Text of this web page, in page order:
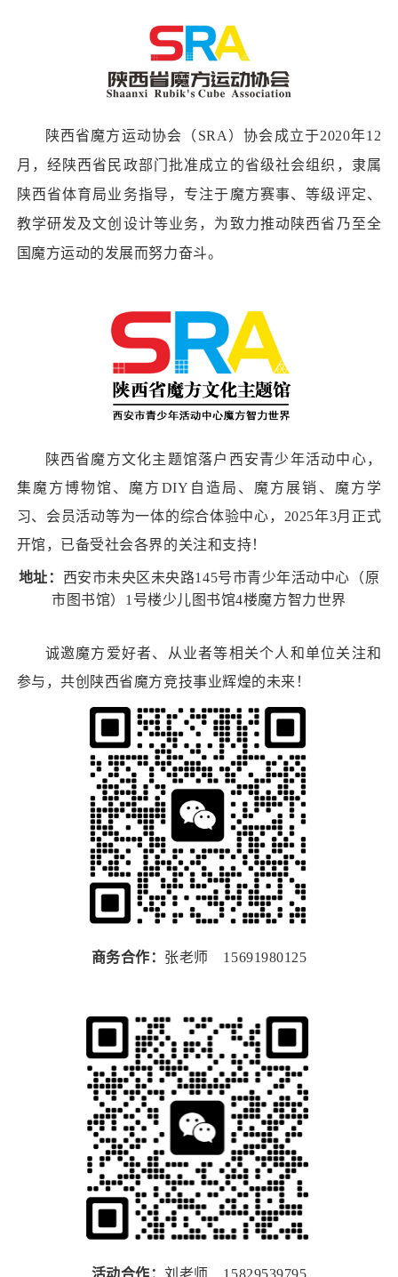
陕西省魔方运动协会（SRA）协会成立于2020年12
月，经陕西省民政部门批准成立的省级社会组织，隶属
陕西省体育局业务指导，专注于魔方赛事、等级评定、
教学研发及文创设计等业务，为致力推动陕西省乃至全
国魔方运动的发展而努力奋斗。
陕西省魔方文化主题馆落户西安青少年活动中心，
集魔方博物馆、魔方DIY自造局、魔方展销、魔方学
习、会员活动等为一体的综合体验中心，2025年3月正式
开馆，已备受社会各界的关注和支持！
地址： 西安市未央区未央路145号市青少年活动中心（原
市图书馆）1号楼少儿图书馆4楼魔方智力世界
诚邀魔方爱好者、从业者等相关个人和单位关注和
参与，共创陕西省魔方竞技事业辉煌的未来！
商务合作： 张老师 15691980125
活动合作：刘老师 15829539795